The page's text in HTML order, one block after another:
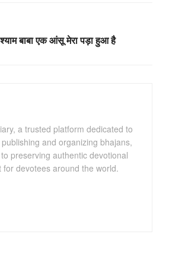
बाबा एक आंसू मेरा पड़ा हुआ है
a trusted platform dedicated to
and organizing bhajans,
preserving authentic devotional
devotees around the world.